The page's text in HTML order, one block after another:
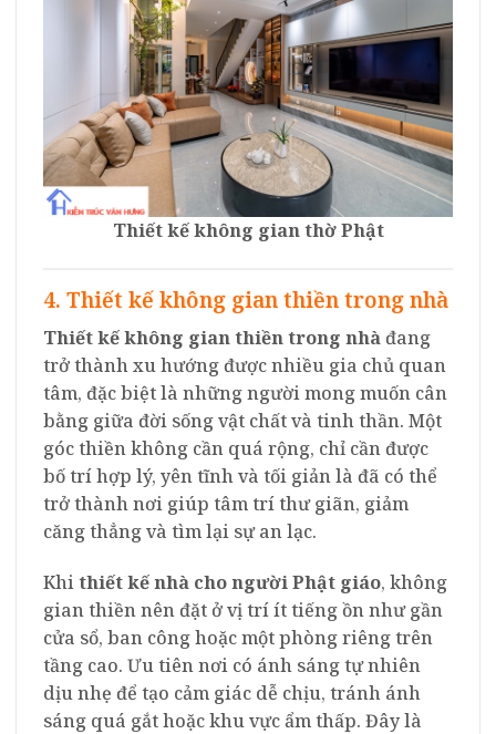
Thiết kế không gian thờ Phật
4. Thiết kế không gian thiền trong nhà
Thiết kế không gian thiền trong nhàđang
trở thành xu hướng được nhiều gia chủ quan
tâm, đặc biệt là những người mong muốn cân
bằng giữa đời sống vật chất và tinh thần. Một
góc thiền không cần quá rộng, chỉ cần được
bố trí hợp lý, yên tĩnh và tối giản là đã có thể
trở thành nơi giúp tâm trí thư giãn, giảm
căng thẳng và tìm lại sự an lạc.
Khithiết kế nhà cho người Phật giáo, không
gian thiền nên đặt ở vị trí ít tiếng ồn như gần
cửa sổ, ban công hoặc một phòng riêng trên
tầng cao. Ưu tiên nơi có ánh sáng tự nhiên
dịu nhẹ để tạo cảm giác dễ chịu, tránh ánh
sáng quá gắt hoặc khu vực ẩm thấp. Đây là